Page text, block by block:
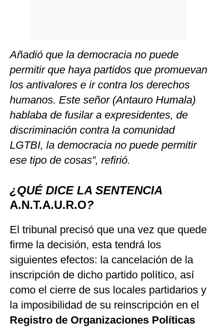
Añadió que la democracia no puede
permitir que haya partidos que promuevan
los antivalores e ir contra los derechos
humanos. Este señor (Antauro Humala)
hablaba de fusilar a expresidentes, de
discriminación contra la comunidad
LGTBI, la democracia no puede permitir
ese tipo de cosas”, refirió.
¿QUÉ DICE LA SENTENCIA
A.N.T.A.U.R.O?
El tribunal precisó que una vez que quede
firme la decisión, esta tendrá los
siguientes efectos: la cancelación de la
inscripción de dicho partido político, así
como el cierre de sus locales partidarios y
la imposibilidad de su reinscripción en el
Registro de Organizaciones Políticas